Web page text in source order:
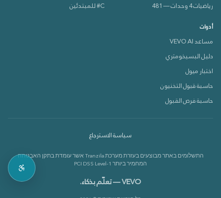
رياضيات 4 وحدات — 481
C# للمبتدئين
أدوات
مساعد VEVO AI
دليل البسيخومتري
اختبار ميول
حاسبة قبول التخنيون
حاسبة فرص القبول
سياسة الاسترجاع
התשלומים באתר מבוצעים בעזרת מערכת Tranzila אשר עומדת בתקן האבטחה
המחמיר ביותר PCI DSS Level-1
VEVO — تعلّم بذكاء.
متصل الآن 🟢
بدي أعرف عن القاموس 📘